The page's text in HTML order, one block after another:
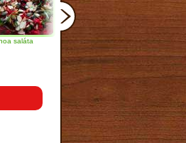
Mandulás kifli
Csokoládés-